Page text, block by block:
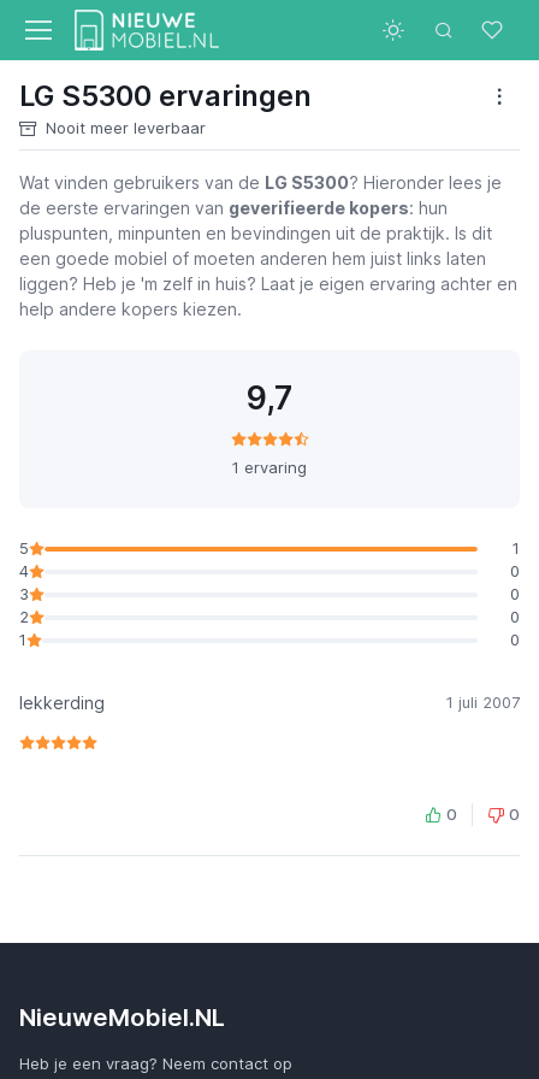
LG S5300 ervaringen
Nooit meer leverbaar
Wat vinden gebruikers van de LG S5300? Hieronder lees je
de eerste ervaringen van geverifieerde kopers: hun
pluspunten, minpunten en bevindingen uit de praktijk. Is dit
een goede mobiel of moeten anderen hem juist links laten
liggen? Heb je 'm zelf in huis? Laat je eigen ervaring achter en
help andere kopers kiezen.
9,7
1 ervaring
5
1
4
0
3
0
2
0
1
0
lekkerding 1 juli 2007
0 0
NieuweMobiel.NL
Heb je een vraag? Neem contact op